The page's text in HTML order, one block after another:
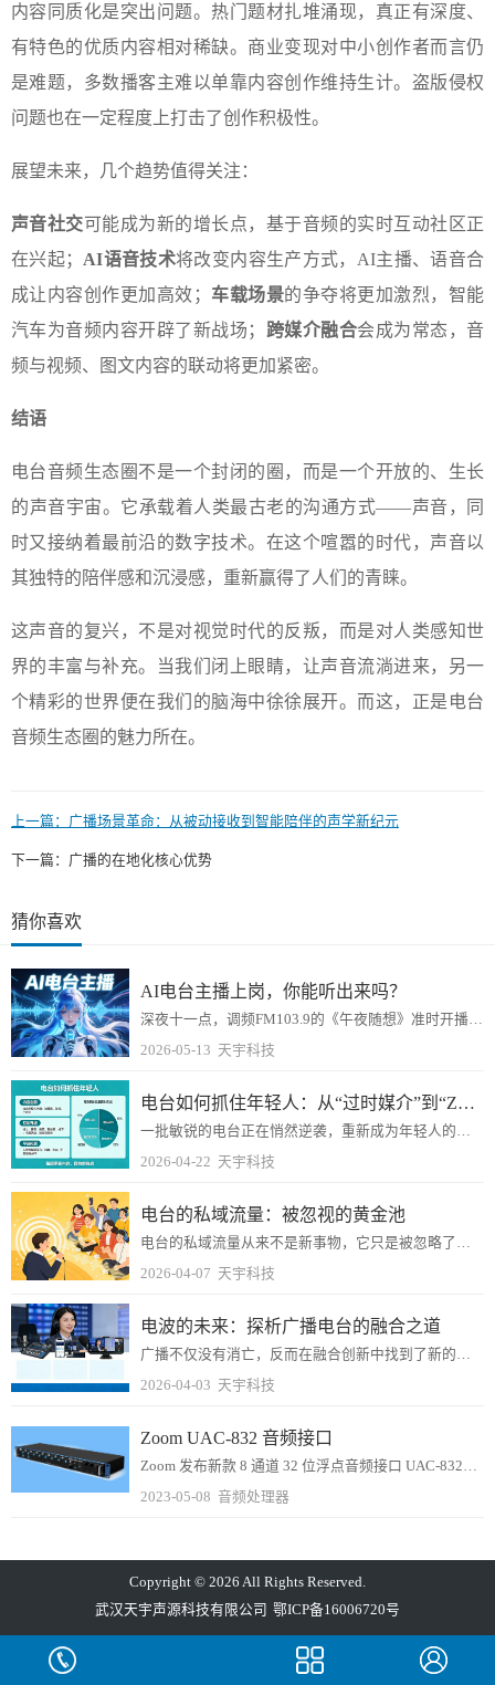
内容同质化是突出问题。热门题材扎堆涌现，真正有深度、
有特色的优质内容相对稀缺。商业变现对中小创作者而言仍
是难题，多数播客主难以单靠内容创作维持生计。盗版侵权
问题也在一定程度上打击了创作积极性。
展望未来，几个趋势值得关注：
声音社交可能成为新的增长点，基于音频的实时互动社区正
在兴起； AI语音技术将改变内容生产方式，AI主播、语音合
成让内容创作更加高效； 车载场景的争夺将更加激烈，智能
汽车为音频内容开辟了新战场；
跨媒介融合会成为常态，音
频与视频、图文内容的联动将更加紧密。
结语
电台音频生态圈不是一个封闭的圈，而是一个开放的、生长
的声音宇宙。它承载着人类最古老的沟通方式——声音，同
时又接纳着最前沿的数字技术。在这个喧嚣的时代，声音以
其独特的陪伴感和沉浸感，重新赢得了人们的青睐。
这声音的复兴，不是对视觉时代的反叛，而是对人类感知世
界的丰富与补充。当我们闭上眼睛，让声音流淌进来，另一
个精彩的世界便在我们的脑海中徐徐展开。而这，正是电台
音频生态圈的魅力所在。
上一篇： 广播场景革命：从被动接收到智能陪伴的声学新纪元
下一篇： 广播的在地化核心优势
猜你喜欢
AI电台主播上岗，你能听出来吗？
深夜十一点，调频FM103.9的《午夜随想》准时开播。主持人“林晨”用低沉而温暖的声音，念出一段关于城市失眠者的开场白。
2026-05-13 天宇科技
电台如何抓住年轻人：从“过时媒介”到“Z世代的隐藏宝藏”
一批敏锐的电台正在悄然逆袭，重新成为年轻人的收听选择。那么，电台究竟该如何抓住年轻人的心？
2026-04-22 天宇科技
电台的私域流量：被忽视的黄金池
电台的私域流量从来不是新事物，它只是被忽略了太久。当声音再次成为注意力争夺战中的变量时，谁手里握着真正可触达、高信任的私域资产，谁就能在这场牌局中坐稳庄家的位置...
2026-04-07 天宇科技
电波的未来：探析广播电台的融合之道
广播不仅没有消亡，反而在融合创新中找到了新的生命力。这背后，是一条充满挑战与机遇的“融合之道”。
2026-04-03 天宇科技
Zoom UAC-832 音频接口
Zoom 发布新款 8 通道 32 位浮点音频接口 UAC-832，为该公司全新的 32 位浮点音频系列设备添加了新的成员。Zoom UAC-832 是一款机架...
2023-05-08 音频处理器
Copyright © 2026 All Rights Reserved.
武汉天宇声源科技有限公司
鄂ICP备16006720号